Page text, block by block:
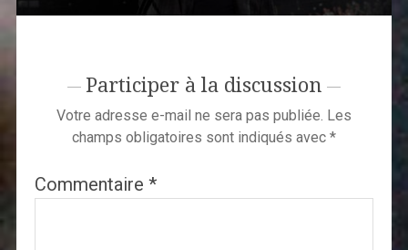
Participer à la discussion
Votre adresse e-mail ne sera pas publiée. Les
champs obligatoires sont indiqués avec *
Commentaire *